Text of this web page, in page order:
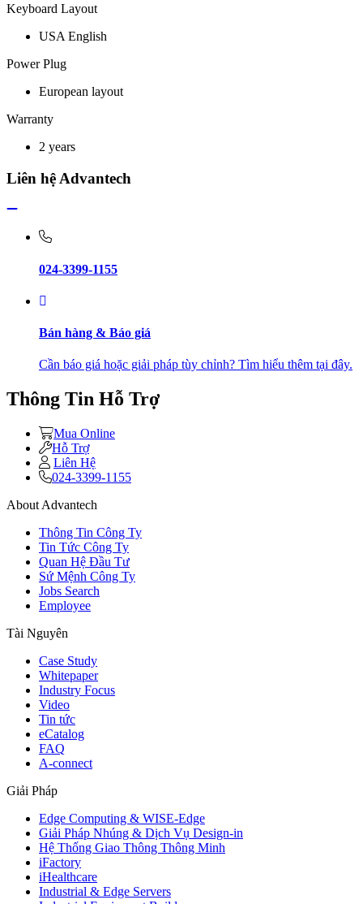
Keyboard Layout
USA English
Power Plug
European layout
Warranty
2 years
Liên hệ Advantech
024-3399-1155
Bán hàng & Báo giá
Cần báo giá hoặc giải pháp tùy chỉnh? Tìm hiểu thêm tại đây.
Thông Tin Hỗ Trợ
Mua Online
Hỗ Trợ
Liên Hệ
024-3399-1155
About Advantech
Thông Tin Công Ty
Tin Tức Công Ty
Quan Hệ Đầu Tư
Sứ Mệnh Công Ty
Jobs Search
Employee
Tài Nguyên
Case Study
Whitepaper
Industry Focus
Video
Tin tức
eCatalog
FAQ
A-connect
Giải Pháp
Edge Computing & WISE-Edge
Giải Pháp Nhúng & Dịch Vụ Design-in
Hệ Thống Giao Thông Thông Minh
iFactory
iHealthcare
Industrial & Edge Servers